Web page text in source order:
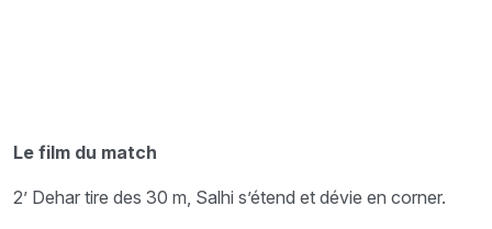
Le film du match
2’ Dehar tire des 30 m, Salhi s’étend et dévie en corner.